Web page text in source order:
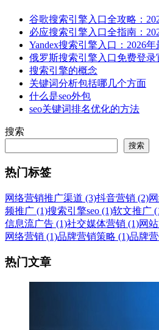
谷歌搜索引擎入口全攻略：
必应搜索引擎入口全指南：
Yandex搜索引擎入口：2026
俄罗斯搜索引擎入口免费登录
搜索引擎的概念
关键词分析包括哪几个方面
什么是seo外包
seo关键词排名优化的方法
搜索
搜索
热门标签
网络营销推广渠道 (3)抖音营销 (2)
频推广 (1)搜索引擎seo (1)软文推广
信息流广告 (1)社交媒体营销 (1)网
网络营销 (1)品牌营销策略 (1)品牌
热门文章